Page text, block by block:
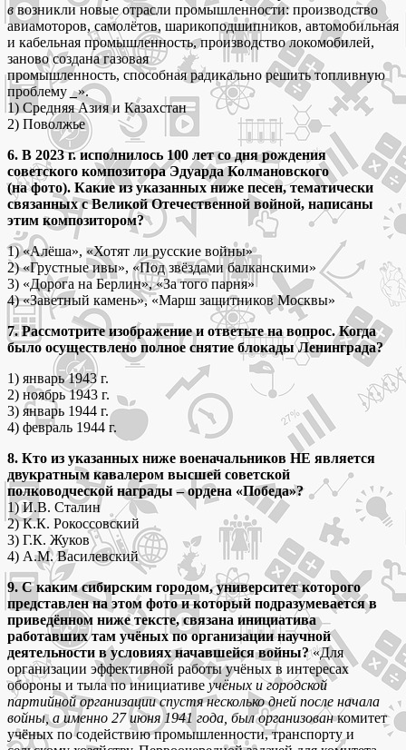
ввозникли новые отрасли промышленности: производство
авиамоторов, самолётов, шарикоподшипников, автомобильная
и кабельная промышленность, производство локомобилей,
заново создана газовая
промышленность, способная радикально решить топливную
проблему _».
1) Средняя Азия и Казахстан
2) Поволжье
6. В 2023 г. исполнилось 100 лет со дня рождения
советского композитора Эдуарда Колмановского
(на фото). Какие из указанных ниже песен, тематически
связанных с Великой Отечественной войной, написаны
этим композитором?
1) «Алёша», «Хотят ли русские войны»
2) «Грустные ивы», «Под звёздами балканскими»
3) «Дорога на Берлин», «За того парня»
4) «Заветный камень», «Марш защитников Москвы»
7. Рассмотрите изображение и ответьте на вопрос. Когда
было осуществлено полное снятие блокады Ленинграда?
1) январь 1943 г.
2) ноябрь 1943 г.
3) январь 1944 г.
4) февраль 1944 г.
8. Кто из указанных ниже военачальников НЕ является
двукратным кавалером высшей советской
полководческой награды – ордена «Победа»?
1) И.В. Сталин
2) К.К. Рокоссовский
3) Г.К. Жуков
4) А.М. Василевский
9. С каким сибирским городом, университет которого
представлен на этом фото и который подразумевается в
приведённом ниже тексте, связана инициатива
работавших там учёных по организации научной
деятельности в условиях начавшейся войны?«Для
организации эффективной работы учёных в интересах
обороны и тыла по инициативе учёных и городской
партийной организации спустя несколько дней после начала
войны, а именно 27 июня 1941 года, был организованкомитет
учёных по содействию промышленности, транспорту и